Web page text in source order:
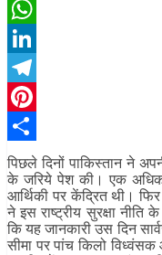
X
WhatsApp
LinkedIn
Telegram
Pinterest
Share
पिछले दिनों पाकिस्तान ने
के जरिये पेश की। एक
आर्थिकी पर केंद्रित थी।
ने इस राष्ट्रीय सुरक्षा
कि यह जानकारी उस दिन
सीमा पर पांच किलो